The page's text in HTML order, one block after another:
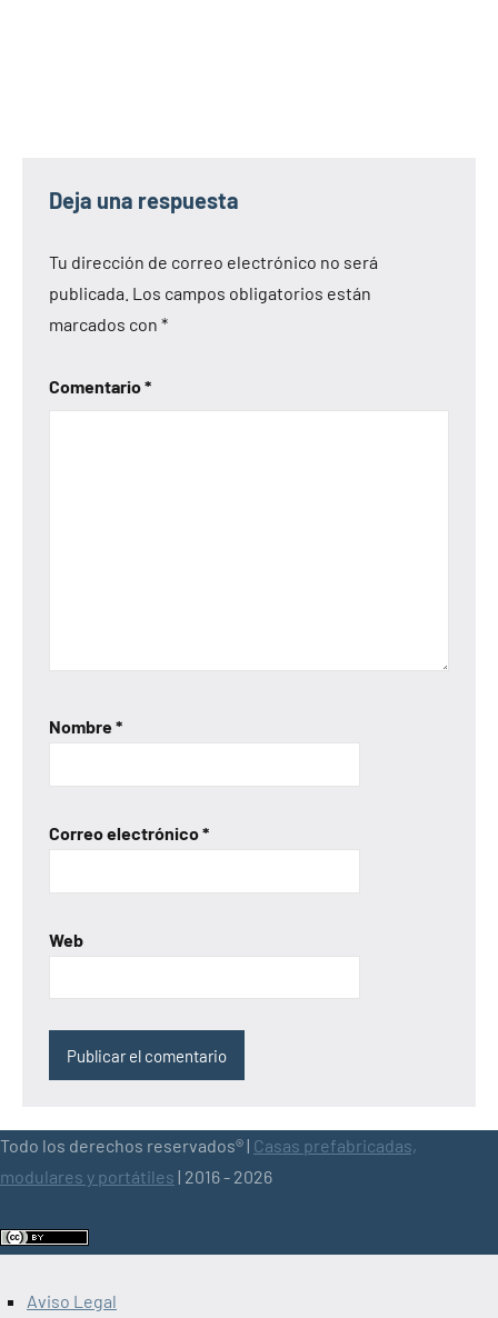
Deja una respuesta
Tu dirección de correo electrónico no será
publicada. Los campos obligatorios están
marcados con *
Comentario*
Nombre*
Correo electrónico*
Web
Todo los derechos reservados® | Casas prefabricadas,
modulares y portátiles | 2016 - 2026
Aviso Legal